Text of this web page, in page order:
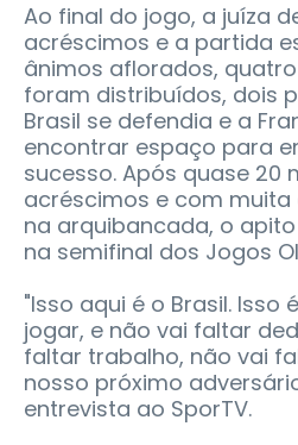
Ao final do jogo, a juíza
acréscimos e a partida
ânimos aflorados,
foram distribuídos, dois
Brasil se defendia e a
encontrar espaço para
sucesso. Após quase 20
acréscimos e com
na arquibancada, o
na semifinal dos Jogos
"Isso aqui é o Brasil. Isso
jogar, e não vai faltar
faltar trabalho, não vai
nosso próximo
entrevista ao SporTV.